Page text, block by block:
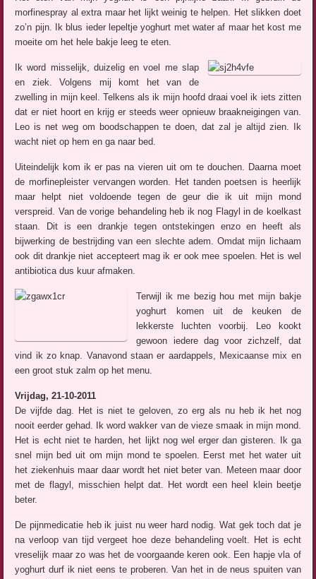
morfinespray al extra maar het lijkt weinig te helpen. Het slikken doet
zo’n pijn. Ik blus ieder lepeltje yoghurt met water af maar het kost me
moeite om het hele bakje leeg te eten.
Ik word misselijk, duizelig en voel me slap
en ziek. Volgens mij komt het van de
zwelling in mijn keel. Telkens als ik mijn hoofd draai voel ik iets zitten
dat er niet hoort en krijg er steeds weer opnieuw braakneigingen van.
Leo is net weg om boodschappen te doen, dat zal je altijd zien. Ik
wacht niet op hem en ga naar bed.
Uiteindelijk kom ik er pas na vieren uit om te douchen. Daarna moet
de morfinepleister vervangen worden. Het tanden poetsen is heerlijk
maar helpt niet voldoende tegen de geur die ik uit mijn mond
verspreid. Van de vorige behandeling heb ik nog Flagyl in de koelkast
staan. Dit is een drankje tegen ontstekingen enzo en heeft als
bijwerking de bestrijding van een slechte adem. Omdat mijn lichaam
ook dit drankje niet accepteert mag ik er ook mee spoelen. Het is wel
antibiotica dus kuur afmaken.
Terwijl ik me bezig hou met mijn bakje
yoghurt komen uit de keuken de
lekkerste luchten voorbij. Leo kookt
gewoon iedere dag voor zichzelf, dat
vind ik zo knap. Vanavond staan er aardappels, Mexicaanse mix en
een groot stuk zalm op het menu.
Vrijdag, 21-10-2011
De vijfde dag. Het is niet te geloven, zo erg als nu heb ik het nog
nooit eerder gehad. Ik word wakker van de vieze smaak in mijn mond.
Het is echt niet te harden, het lijkt nog wel erger dan gisteren. Ik ga
snel mijn bed uit om mijn mond te spoelen. Eerst met het water uit
het ziekenhuis maar daar wordt het niet beter van. Meteen maar door
met de flagyl, misschien helpt dat. Het wordt een heel klein beetje
beter.
De pijnmedicatie heb ik juist nu weer hard nodig. Wat gek toch dat je
na verloop van tijd vergeet hoe deze behandeling voelt. Het is echt
vreselijk maar zo was het de voorgaande keren ook. Een hapje vla of
yoghurt durf ik niet eens te proberen. Van het in de neus spuiten van